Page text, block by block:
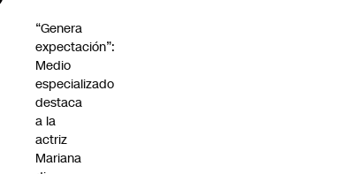
“Genera
expectación”:
Medio
especializado
destaca
a la
actriz
Mariana